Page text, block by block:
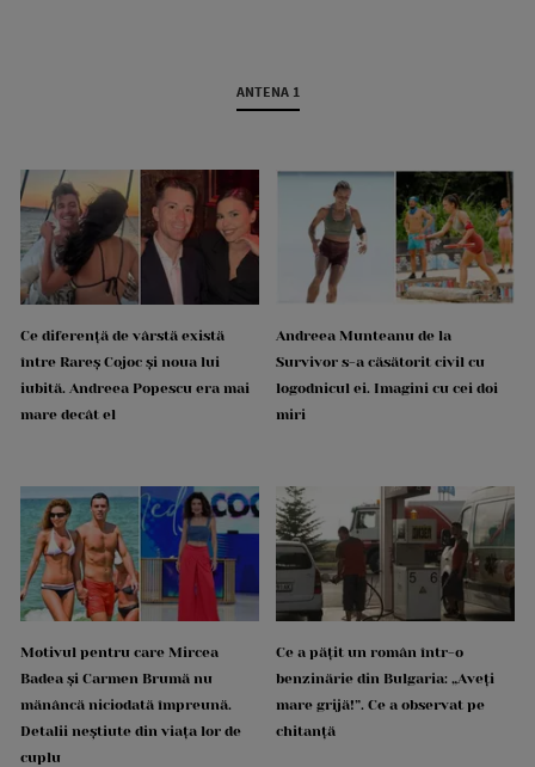
ANTENA 1
Ce diferență de vârstă există
între Rareș Cojoc și noua lui
iubită. Andreea Popescu era mai
mare decât el
Andreea Munteanu de la
Survivor s-a căsătorit civil cu
logodnicul ei. Imagini cu cei doi
miri
Motivul pentru care Mircea
Badea și Carmen Brumă nu
mănâncă niciodată împreună.
Detalii neștiute din viața lor de
cuplu
Ce a pățit un român într-o
benzinărie din Bulgaria: „Aveți
mare grijă!”. Ce a observat pe
chitanță